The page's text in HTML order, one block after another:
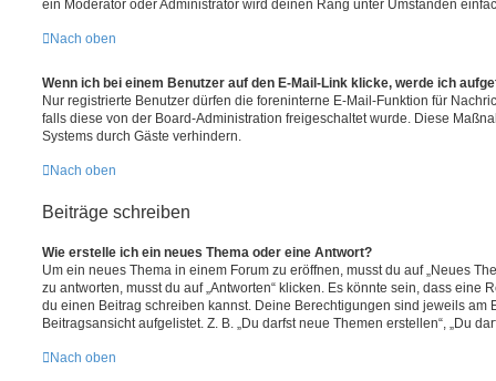
ein Moderator oder Administrator wird deinen Rang unter Umständen
Nach oben
Wenn ich bei einem Benutzer auf den E-Mail-Link klicke, werde ich
Nur registrierte Benutzer dürfen die foreninterne E-Mail-Funktion für
falls diese von der Board-Administration freigeschaltet wurde. Diese
Systems durch Gäste verhindern.
Nach oben
Beiträge schreiben
Wie erstelle ich ein neues Thema oder eine Antwort?
Um ein neues Thema in einem Forum zu eröffnen, musst du auf „Neues
zu antworten, musst du auf „Antworten“ klicken. Es könnte sein, dass eine
du einen Beitrag schreiben kannst. Deine Berechtigungen sind jeweils am
Beitragsansicht aufgelistet. Z. B. „Du darfst neue Themen erstellen“, „Du
Nach oben